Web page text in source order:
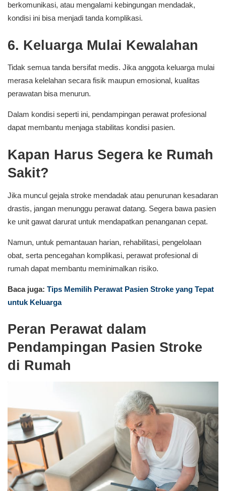
berkomunikasi, atau mengalami kebingungan mendadak,
kondisi ini bisa menjadi tanda komplikasi.
6. Keluarga Mulai Kewalahan
Tidak semua tanda bersifat medis. Jika anggota keluarga mulai
merasa kelelahan secara fisik maupun emosional, kualitas
perawatan bisa menurun.
Dalam kondisi seperti ini, pendampingan perawat profesional
dapat membantu menjaga stabilitas kondisi pasien.
Kapan Harus Segera ke Rumah
Sakit?
Jika muncul gejala stroke mendadak atau penurunan kesadaran
drastis, jangan menunggu perawat datang. Segera bawa pasien
ke unit gawat darurat untuk mendapatkan penanganan cepat.
Namun, untuk pemantauan harian, rehabilitasi, pengelolaan
obat, serta pencegahan komplikasi, perawat profesional di
rumah dapat membantu meminimalkan risiko.
Baca juga: Tips Memilih Perawat Pasien Stroke yang Tepat
untuk Keluarga
Peran Perawat dalam
Pendampingan Pasien Stroke
di Rumah